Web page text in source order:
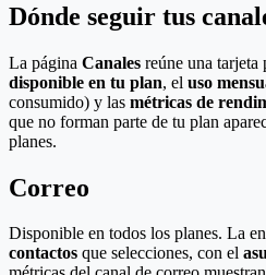
Dónde seguir tus
La página Canales reúne una tarjeta
disponible en tu plan, el uso
consumido) y las métricas de
que no forman parte de tu plan
planes.
Correo
Disponible en todos los planes. La
contactos que selecciones, con el